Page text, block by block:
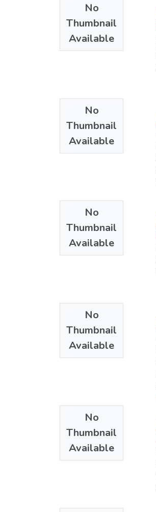
No
Thumbnail
Available
No
Thumbnail
Available
No
Thumbnail
Available
No
Thumbnail
Available
No
Thumbnail
Available